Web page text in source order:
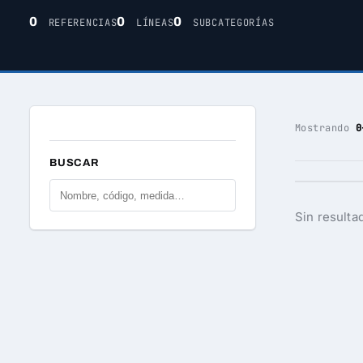
0 REFERENCIAS0 LÍNEAS0 SUBCATEGORÍAS
BUSCAR
Mostrando
Sin